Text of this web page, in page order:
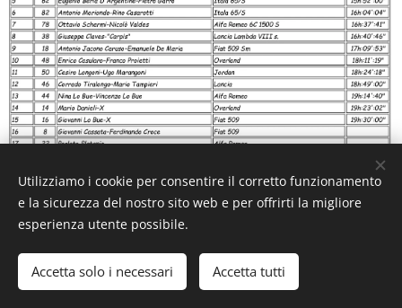
Utilizziamo i cookie per consentire il corretto funzionamento
e la sicurezza del nostro sito web e per offrirti la migliore
esperienza utente possibile.
Accetta solo i necessari Accetta tutti